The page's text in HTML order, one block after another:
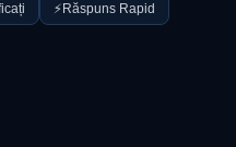
⚡ Răspuns Rapid